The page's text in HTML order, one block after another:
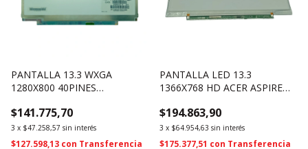
PANTALLA 13.3 WXGA
1280X800 40PINES
$141.775,70
3 x $47.258,57 sin interés
$127.598,13 con Transferencia
PANTALLA LED 13.3
1366X768 HD ACER ASPIRE
$194.863,90
3 x $64.954,63 sin interés
$175.377,51 con Transferencia